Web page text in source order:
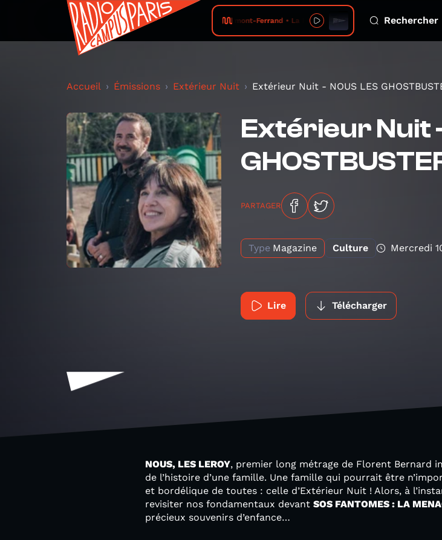
Radio Campus Clermont-Ferrand • La Radio des tas 2026 08 07 clermont ferrand
Rechercher
Accueil Émissions Extérieur Nuit Extérieur Nuit - NOUS LES
Extérieur Nuit
PARTAGER
Type Magazine Culture Mercredi
Lire Télécharger
NOUS, LES LEROY, premier long métrage de Florent Bernard
de l’histoire d’une famille. Une famille qui pourrait être
et bordélique de toutes : celle d’Extérieur Nuit ! Alors, à
revisiter nos fondamentaux devant SOS FANTOMES : LA
précieux souvenirs d’enfance…